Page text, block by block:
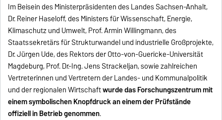
Im Beisein des Ministerpräsidenten des Landes Sachsen-Anhalt,
Dr. Reiner Haseloff, des Ministers für Wissenschaft, Energie,
Klimaschutz und Umwelt, Prof. Armin Willingmann, des
Staatssekretärs für Strukturwandel und industrielle Großprojekte,
Dr. Jürgen Ude, des Rektors der Otto-von-Guericke-Universität
Magdeburg, Prof. Dr.-Ing. Jens Strackeljan, sowie zahlreichen
Vertreterinnen und Vertretern der Landes- und Kommunalpolitik
und der regionalen Wirtschaftwurde das Forschungszentrum mit
einem symbolischen Knopfdruck an einem der Prüfstände
offiziell in Betrieb genommen.